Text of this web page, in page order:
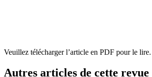
Veuillez télécharger l’article en PDF pour le lire.
Autres articles de cette revue